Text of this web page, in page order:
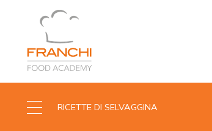
RICETTE DI SELVAGGINA